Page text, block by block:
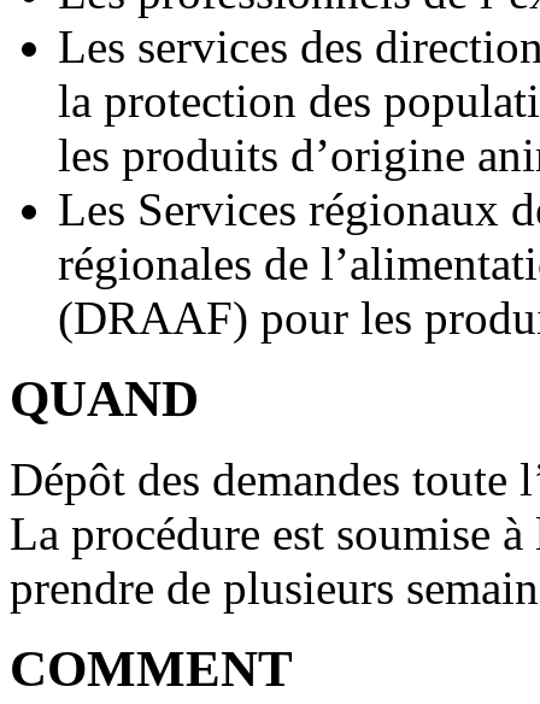
Les services des
la protection des
les produits d’origine
Les Services régionaux
régionales de
(DRAAF) pour les
QUAND
Dépôt des demandes toute
La procédure est soumise
prendre de plusieurs
COMMENT